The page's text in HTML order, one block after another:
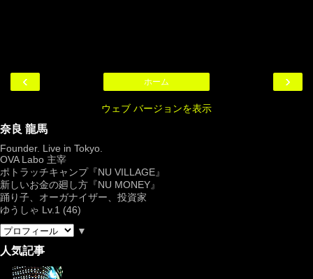
‹ ›
ホーム
ウェブ バージョンを表示
奈良 龍馬
Founder. Live in Tokyo.
OVA Labo 主宰
ポトラッチキャンプ『NU VILLAGE』
新しいお金の廻し方『NU MONEY』
踊り子、オーガナイザー、投資家
ゆうしゃ Lv.1 (46)
▼
人気記事